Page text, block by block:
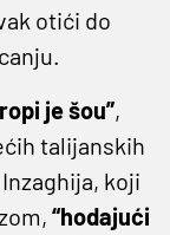
otići do
je šou”,
talijanskih
koji
“hodajući